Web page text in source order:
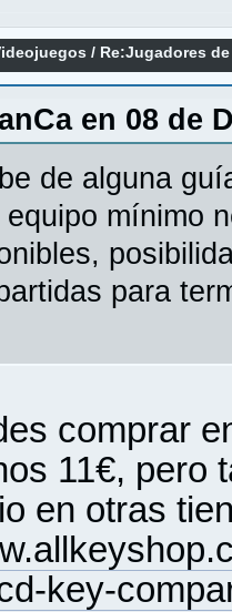
/ Re:Jugadores
en 08 de
de alguna
equipo mínimo
para
comprar
11€, pero
en otras
key-